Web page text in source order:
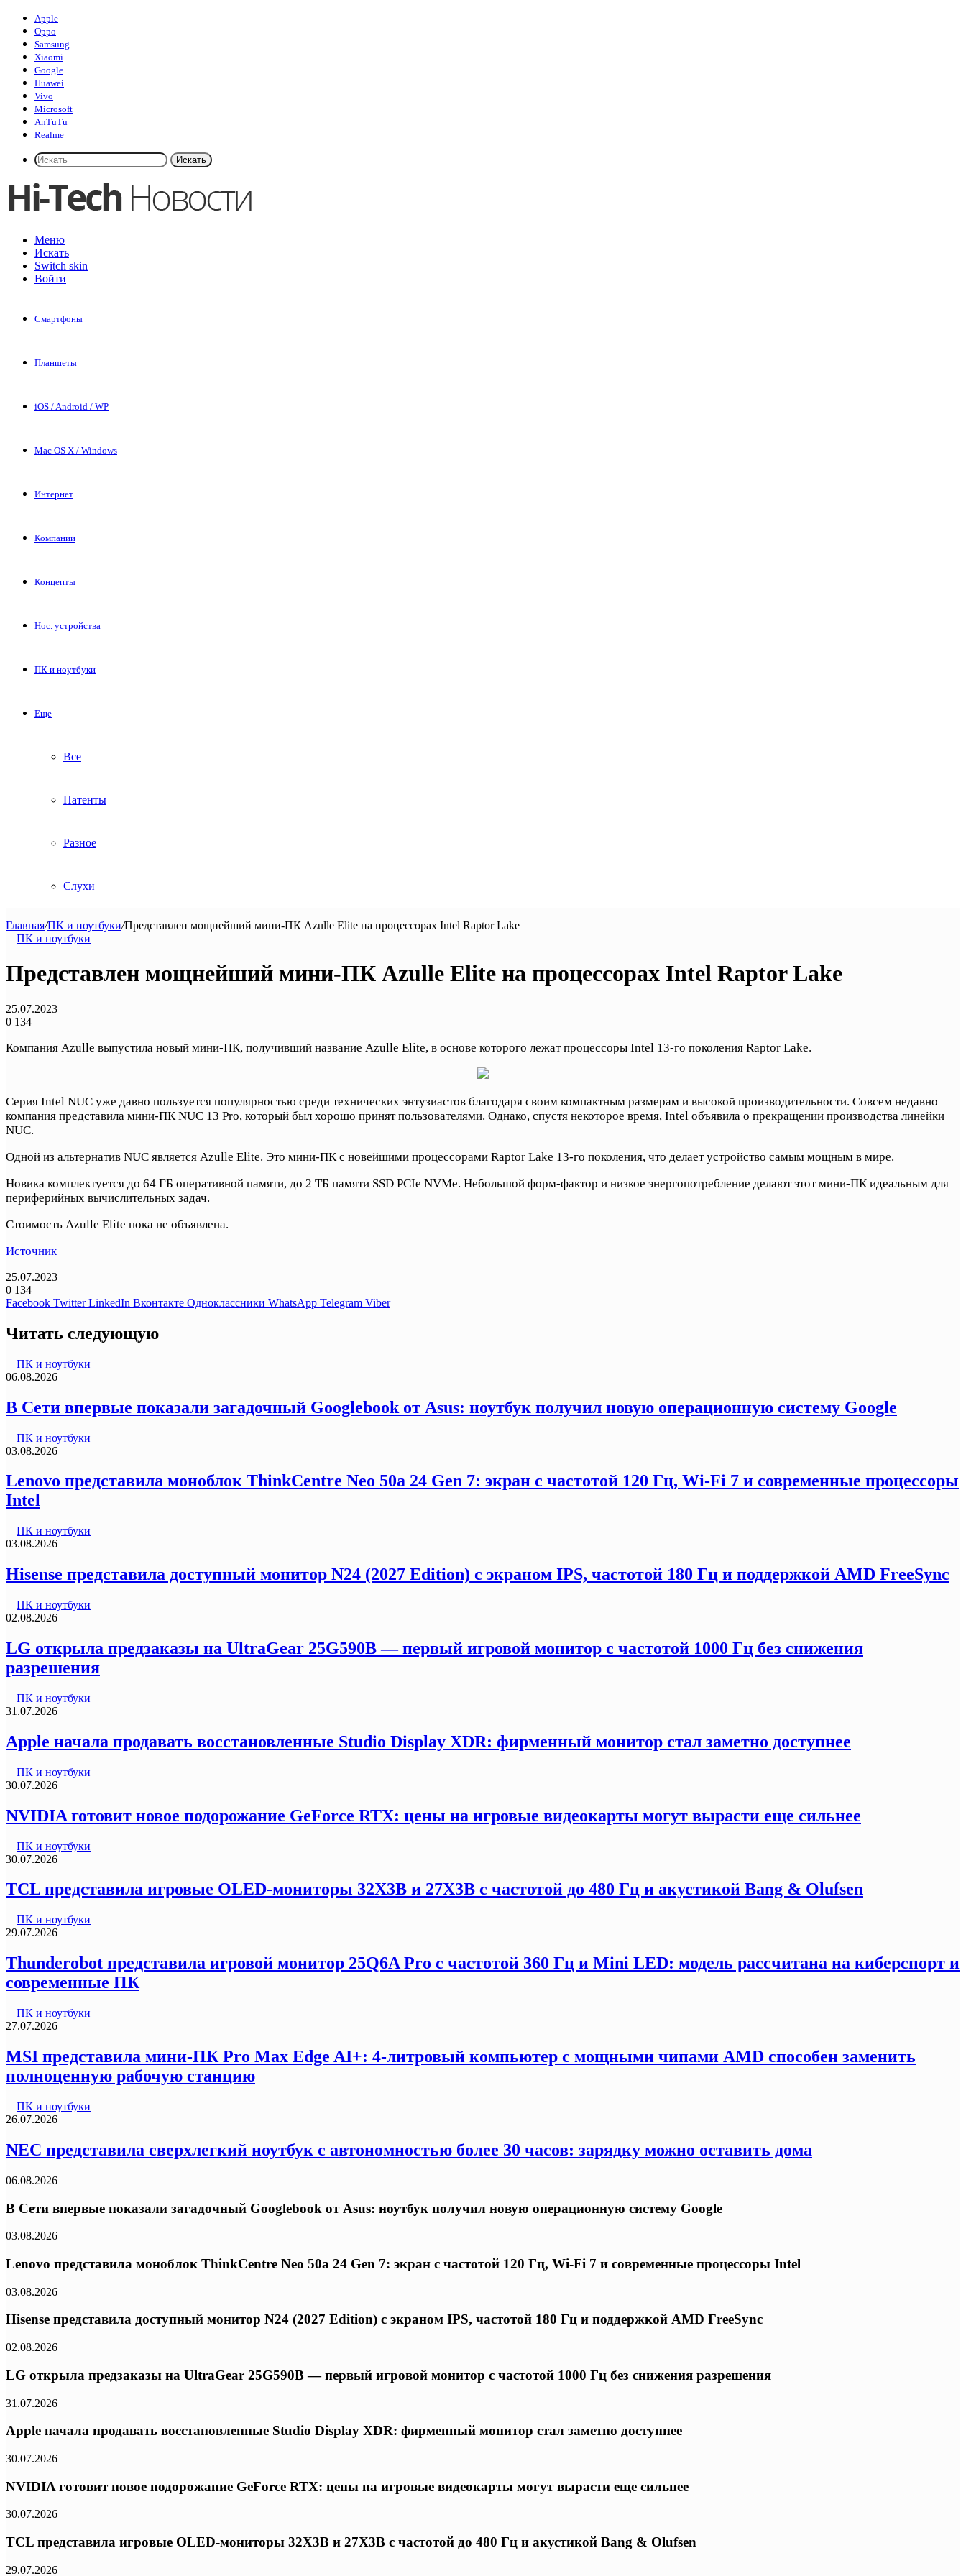
Apple
Oppo
Samsung
Xiaomi
Google
Huawei
Vivo
Microsoft
AnTuTu
Realme
Искать
Меню
Искать
Switch skin
Войти
Смартфоны
Планшеты
iOS / Android / WP
Mac OS X / Windows
Интернет
Компании
Концепты
Нос. устройства
ПК и ноутбуки
Еще
Все
Патенты
Разное
Слухи
Главная/ПК и ноутбуки/Представлен мощнейший мини-ПК Azulle Elite на процессорах Intel Raptor Lake
ПК и ноутбуки
Представлен мощнейший мини-ПК Azulle Elite на процессорах Intel Raptor Lake
25.07.2023
0 134
Компания Azulle выпустила новый мини-ПК, получивший название Azulle Elite, в основе которого лежат процессоры Intel 13-го поколения Raptor Lake.
Серия Intel NUC уже давно пользуется популярностью среди технических энтузиастов благодаря своим компактным размерам и высокой производительности. Совсем недавно
компания представила мини-ПК NUC 13 Pro, который был хорошо принят пользователями. Однако, спустя некоторое время, Intel объявила о прекращении производства линейки
NUC.
Одной из альтернатив NUC является Azulle Elite. Это мини-ПК с новейшими процессорами Raptor Lake 13-го поколения, что делает устройство самым мощным в мире.
Новика комплектуется до 64 ГБ оперативной памяти, до 2 ТБ памяти SSD PCIe NVMe. Небольшой форм-фактор и низкое энергопотребление делают этот мини-ПК идеальным для
периферийных вычислительных задач.
Стоимость Azulle Elite пока не объявлена.
Источник
25.07.2023
0 134
Facebook Twitter LinkedIn Вконтакте Одноклассники WhatsApp Telegram Viber
Читать следующую
ПК и ноутбуки
06.08.2026
В Сети впервые показали загадочный Googlebook от Asus: ноутбук получил новую операционную систему Google
ПК и ноутбуки
03.08.2026
Lenovo представила моноблок ThinkCentre Neo 50a 24 Gen 7: экран с частотой 120 Гц, Wi-Fi 7 и современные процессоры
Intel
ПК и ноутбуки
03.08.2026
Hisense представила доступный монитор N24 (2027 Edition) с экраном IPS, частотой 180 Гц и поддержкой AMD FreeSync
ПК и ноутбуки
02.08.2026
LG открыла предзаказы на UltraGear 25G590B — первый игровой монитор с частотой 1000 Гц без снижения
разрешения
ПК и ноутбуки
31.07.2026
Apple начала продавать восстановленные Studio Display XDR: фирменный монитор стал заметно доступнее
ПК и ноутбуки
30.07.2026
NVIDIA готовит новое подорожание GeForce RTX: цены на игровые видеокарты могут вырасти еще сильнее
ПК и ноутбуки
30.07.2026
TCL представила игровые OLED-мониторы 32X3B и 27X3B с частотой до 480 Гц и акустикой Bang & Olufsen
ПК и ноутбуки
29.07.2026
Thunderobot представила игровой монитор 25Q6A Pro с частотой 360 Гц и Mini LED: модель рассчитана на киберспорт и
современные ПК
ПК и ноутбуки
27.07.2026
MSI представила мини-ПК Pro Max Edge AI+: 4-литровый компьютер с мощными чипами AMD способен заменить
полноценную рабочую станцию
ПК и ноутбуки
26.07.2026
NEC представила сверхлегкий ноутбук с автономностью более 30 часов: зарядку можно оставить дома
06.08.2026
В Сети впервые показали загадочный Googlebook от Asus: ноутбук получил новую операционную систему Google
03.08.2026
Lenovo представила моноблок ThinkCentre Neo 50a 24 Gen 7: экран с частотой 120 Гц, Wi-Fi 7 и современные процессоры Intel
03.08.2026
Hisense представила доступный монитор N24 (2027 Edition) с экраном IPS, частотой 180 Гц и поддержкой AMD FreeSync
02.08.2026
LG открыла предзаказы на UltraGear 25G590B — первый игровой монитор с частотой 1000 Гц без снижения разрешения
31.07.2026
Apple начала продавать восстановленные Studio Display XDR: фирменный монитор стал заметно доступнее
30.07.2026
NVIDIA готовит новое подорожание GeForce RTX: цены на игровые видеокарты могут вырасти еще сильнее
30.07.2026
TCL представила игровые OLED-мониторы 32X3B и 27X3B с частотой до 480 Гц и акустикой Bang & Olufsen
29.07.2026